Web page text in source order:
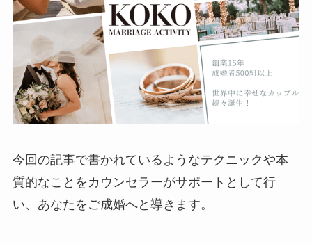
今回の記事で書かれているようなテクニックや本
質的なことをカウンセラーがサポートとして行
い、あなたをご成婚へと導きます。